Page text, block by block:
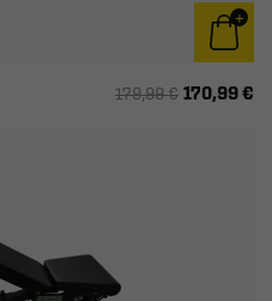
179,99 € 170,99 €